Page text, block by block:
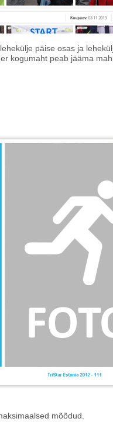
päise osas ja
kogumaht peab jääma
mõõdud.